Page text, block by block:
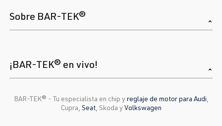
Sobre BAR-TEK®
¡BAR-TEK® en vivo!
BAR-TEK®️ - Tu especialista en chip yreglaje de motor para Audi
Cupra, Seat, Skoda yVolkswagen